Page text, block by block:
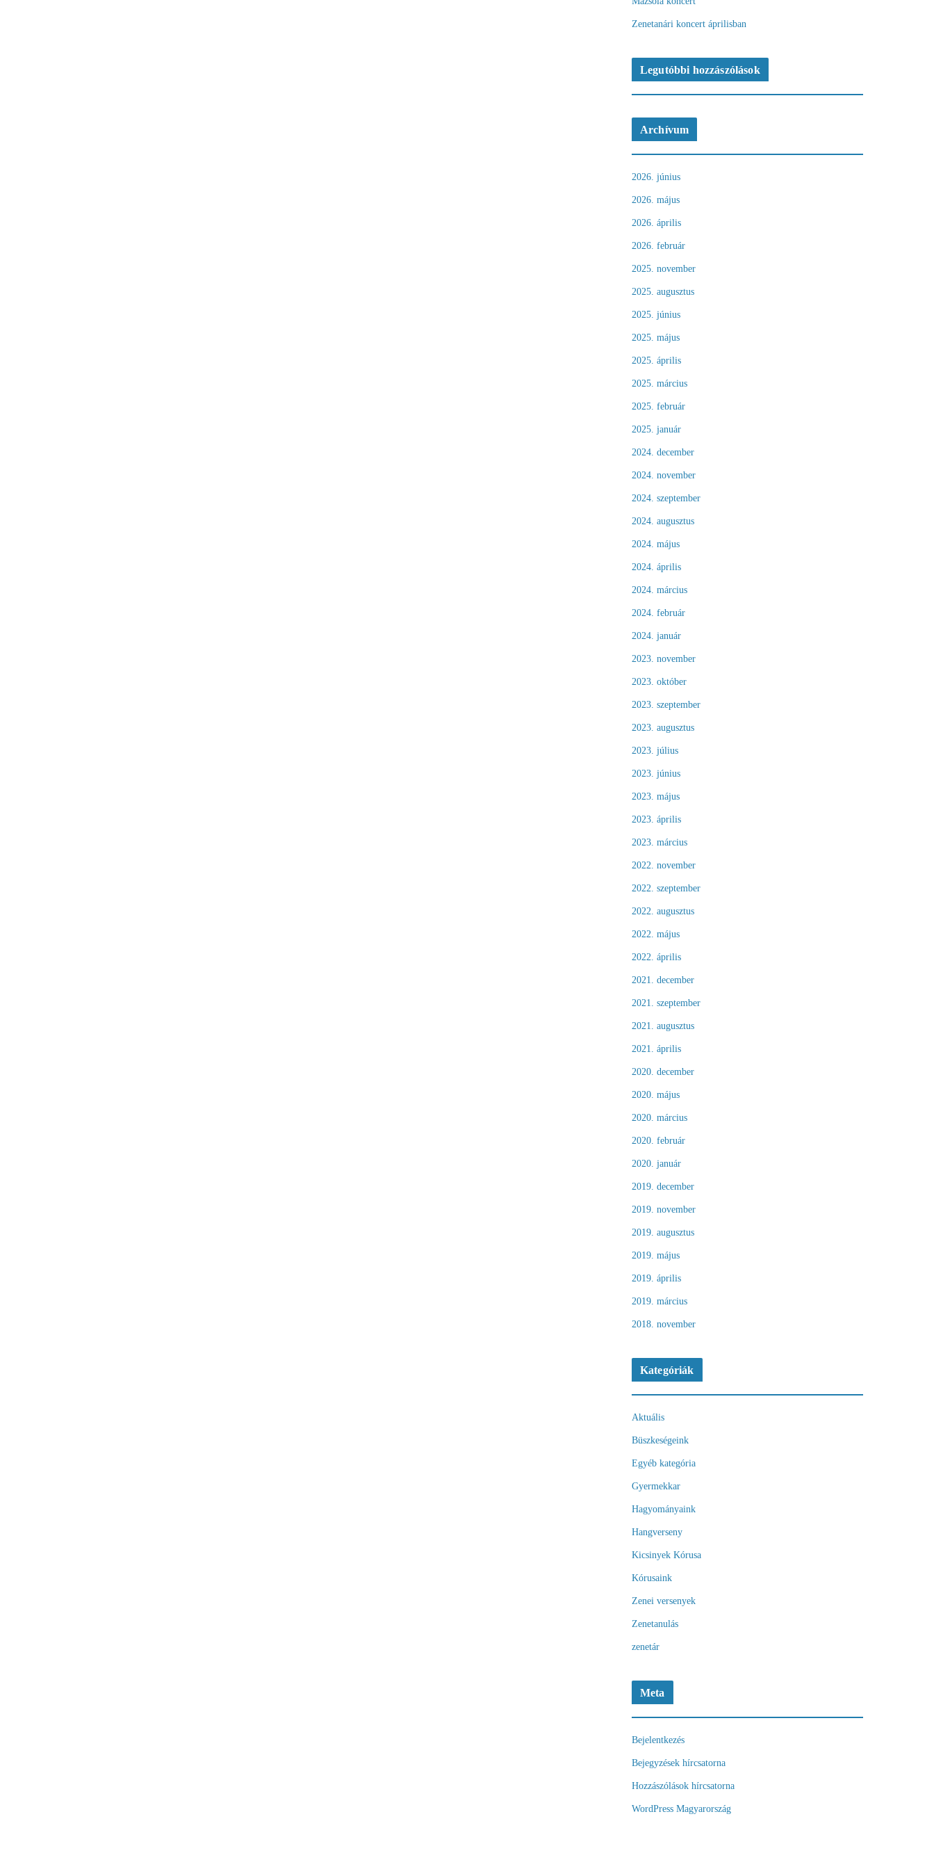
Zenetanári koncert áprilisban
Legutóbbi hozzászólások
Archívum
2026. június
2026. május
2026. április
2026. február
2025. november
2025. augusztus
2025. június
2025. május
2025. április
2025. március
2025. február
2025. január
2024. december
2024. november
2024. szeptember
2024. augusztus
2024. május
2024. április
2024. március
2024. február
2024. január
2023. november
2023. október
2023. szeptember
2023. augusztus
2023. július
2023. június
2023. május
2023. április
2023. március
2022. november
2022. szeptember
2022. augusztus
2022. május
2022. április
2021. december
2021. szeptember
2021. augusztus
2021. április
2020. december
2020. május
2020. március
2020. február
2020. január
2019. december
2019. november
2019. augusztus
2019. május
2019. április
2019. március
2018. november
Kategóriák
Aktuális
Büszkeségeink
Egyéb kategória
Gyermekkar
Hagyományaink
Hangverseny
Kicsinyek Kórusa
Kórusaink
Zenei versenyek
Zenetanulás
zenetár
Meta
Bejelentkezés
Bejegyzések hírcsatorna
Hozzászólások hírcsatorna
WordPress Magyarország